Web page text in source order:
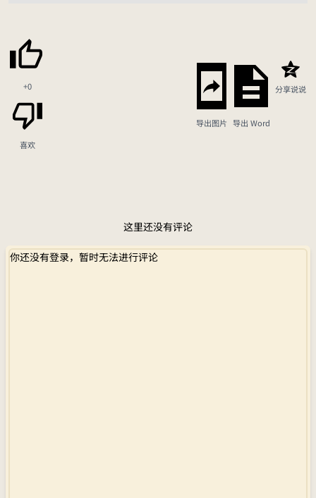
+0
喜欢
导出图片 导出 Word
分享说说
这里还没有评论
你还没有登录，暂时无法进行评论